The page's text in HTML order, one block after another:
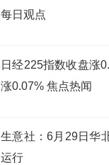
每日观点
日经225指数收盘涨
涨0.07% 焦点热闻
生意社：6月29日华
运行